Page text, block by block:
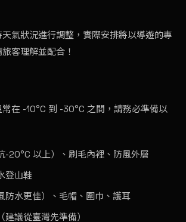
氣狀況進行調整，實際安排將以導遊的專
客理解並配合！
在 -10°C 到 -30°C 之間，請務必準備以
-20°C 以上）、刷毛內裡、防風外層
登山鞋
防水更佳）、毛帽、圍巾、護耳
議從臺灣先準備）